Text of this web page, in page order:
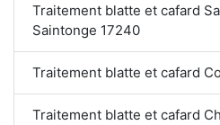
Traitement blatte et cafard
Saintonge 17240
Traitement blatte et cafard
Traitement blatte et cafard